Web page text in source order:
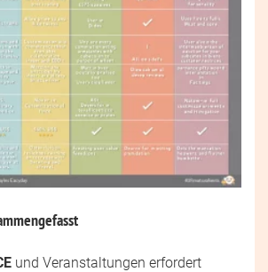
und Veranstaltungen erfordert